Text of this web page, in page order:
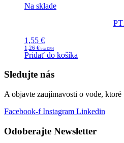
Na sklade
1,55 €
1,26 €
Pridať do košíka
Sledujte nás
A objavte zaujímavosti o vode, ktoré
Facebook-f Instagram Linkedin
Odoberajte Newsletter